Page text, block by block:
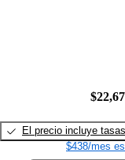
El precio incluye tasas
$438/mes